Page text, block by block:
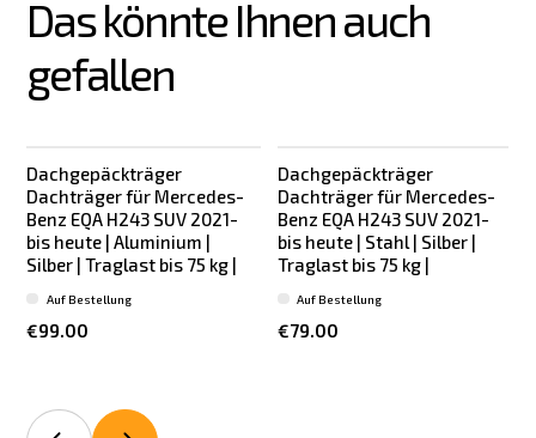
Das könnte Ihnen auch
gefallen
Dachgepäckträger
Dachträger für Mercedes-
Benz EQA H243 SUV 2021-
bis heute | Aluminium |
Silber | Traglast bis 75 kg |
€99.00
Auf Bestellung
Dachgepäckträger
Dachträger für Mercedes-
Benz EQA H243 SUV 2021-
bis heute | Stahl | Silber |
Traglast bis 75 kg |
€79.00
Auf Bestellung